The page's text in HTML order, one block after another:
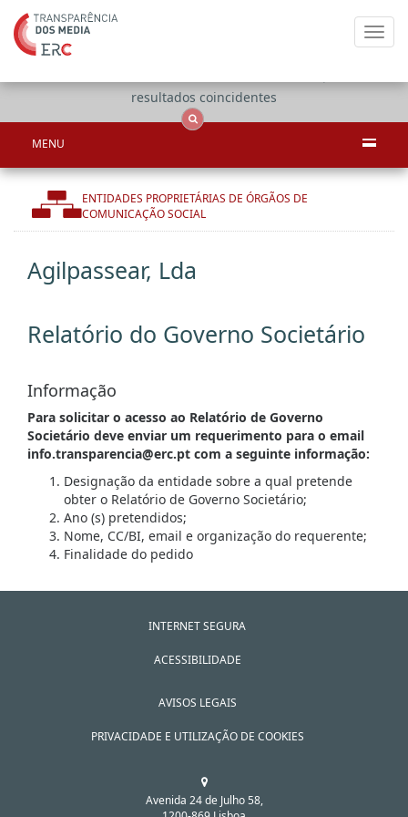
resultados coincidentes
MENU
ENTIDADES PROPRIETÁRIAS DE ÓRGÃOS DE
COMUNICAÇÃO SOCIAL
Agilpassear, Lda
Relatório do Governo Societário
Informação
Para solicitar o acesso ao Relatório de Governo
Societário deve enviar um requerimento para o email
info.transparencia@erc.pt com a seguinte informação:
Designação da entidade sobre a qual pretende
obter o Relatório de Governo Societário;
Ano (s) pretendidos;
Nome, CC/BI, email e organização do requerente;
Finalidade do pedido
INTERNET SEGURA
ACESSIBILIDADE
AVISOS LEGAIS
PRIVACIDADE E UTILIZAÇÃO DE COOKIES
Avenida 24 de Julho 58,